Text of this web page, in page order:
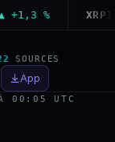
% XRP
SOURCES
App
00:05 UTC